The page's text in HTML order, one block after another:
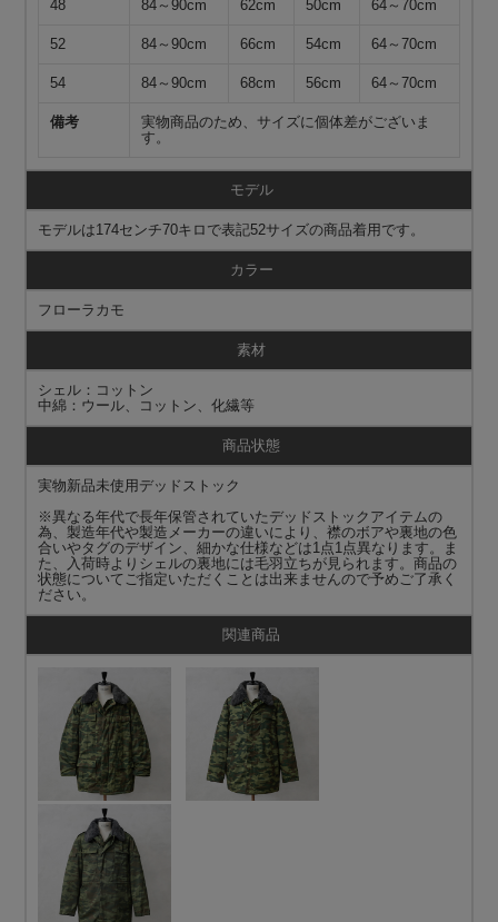
48 84～90cm 62cm 50cm 64～70cm
52 84～90cm 66cm 54cm 64～70cm
54 84～90cm 68cm 56cm 64～70cm
備考
実物商品のため、サイズに個体差がございま
す。
モデル
モデルは174センチ70キロで表記52サイズの商品着用です。
カラー
フローラカモ
素材
シェル：コットン
中綿：ウール、コットン、化繊等
商品状態
実物新品未使用デッドストック
※異なる年代で長年保管されていたデッドストックアイテムの
為、製造年代や製造メーカーの違いにより、襟のボアや裏地の色
合いやタグのデザイン、細かな仕様などは1点1点異なります。ま
た、入荷時よりシェルの裏地には毛羽立ちが見られます。商品の
状態についてご指定いただくことは出来ませんので予めご了承く
ださい。
関連商品